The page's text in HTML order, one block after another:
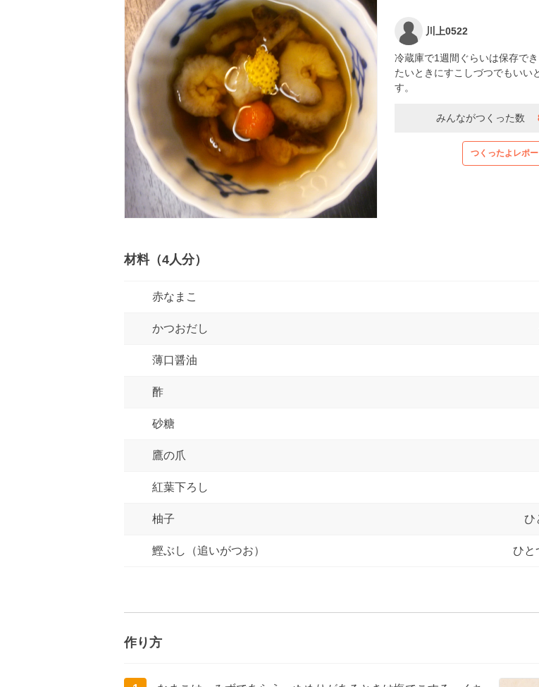
川上0522
冷蔵庫で1週間ぐらいは保存で
たいときにすこしづつでもいい
す。
みんながつくった数
つくったよレポ
材料（4人分）
赤なまこ
かつおだし
薄口醤油
酢
砂糖
鷹の爪
紅葉下ろし
柚子 ひ
鰹ぶし（追いがつお） ひと
作り方